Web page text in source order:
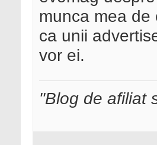
munca mea
ca unii
vor ei.
"Blog de afiliat